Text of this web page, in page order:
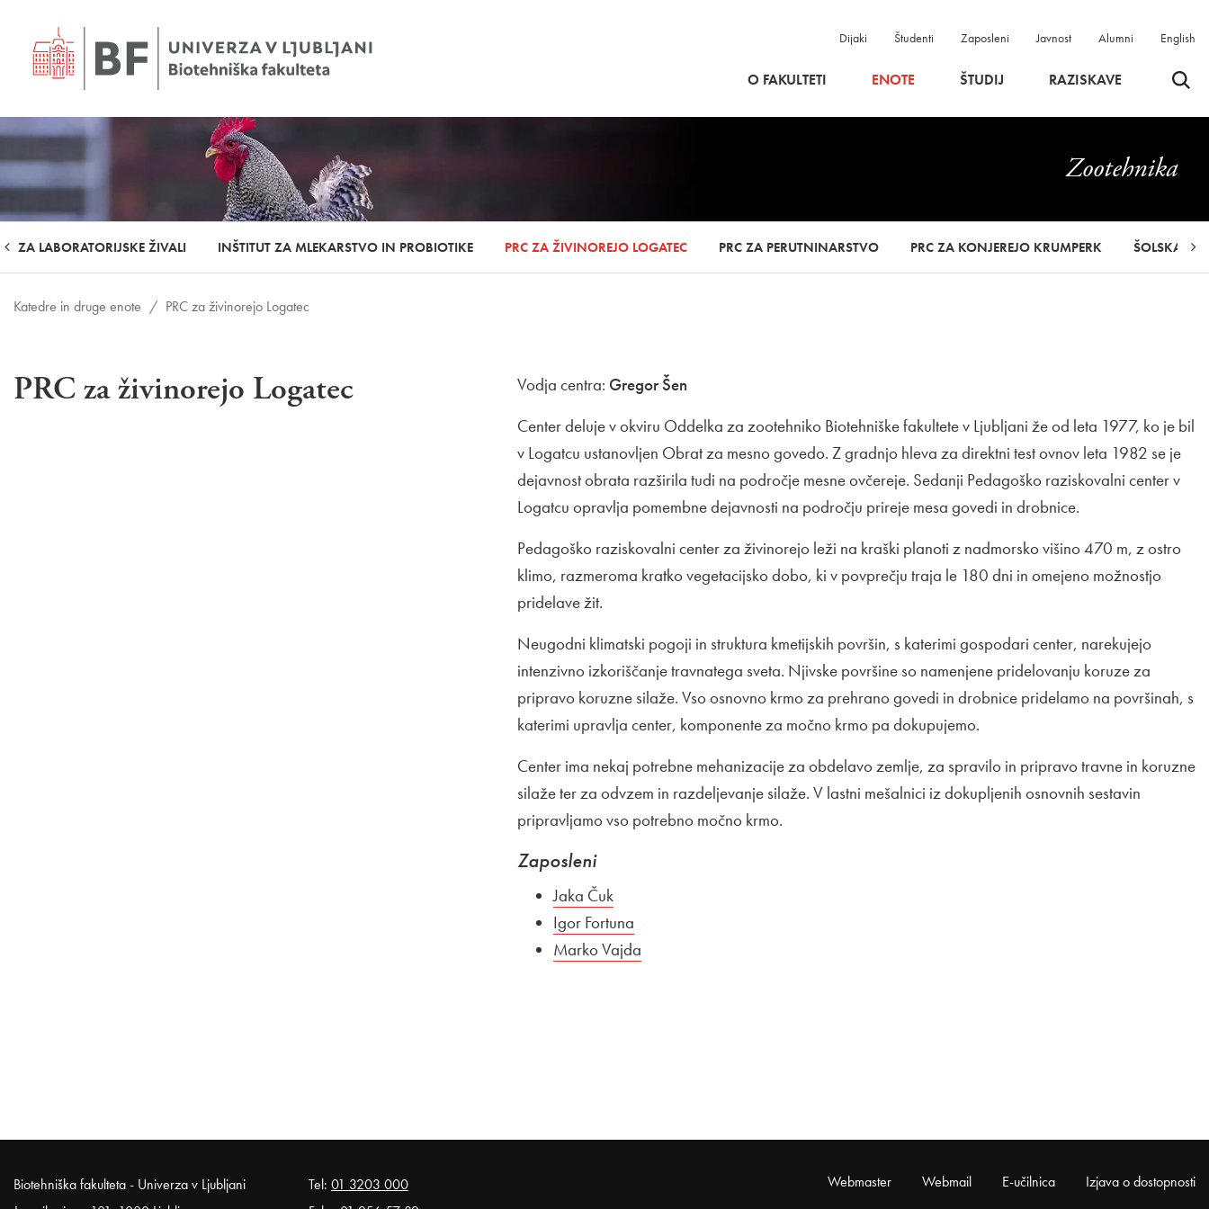
Dijaki Študenti Zaposleni Javnost Alumni English
O FAKULTETI ENOTE ŠTUDIJ RAZISKAVE Odpri
Zootehnika
ZA LABORATORIJSKE ŽIVALI INŠTITUT ZA MLEKARSTVO IN PROBIOTIKE PRC ZA ŽIVINOREJO LOGATEC PRC ZA PERUTNINARSTVO PRC ZA KONJEREJO KRUMPERK ŠOLSKA
Katedre in druge enote / PRC za živinorejo Logatec
PRC za živinorejo Logatec Vodja centra: Gregor Šen
Center deluje v okviru Oddelka za zootehniko Biotehniške fakultete v Ljubljani že od leta 1977, ko je bil
v Logatcu ustanovljen Obrat za mesno govedo. Z gradnjo hleva za direktni test ovnov leta 1982 se je
dejavnost obrata razširila tudi na področje mesne ovčereje. Sedanji Pedagoško raziskovalni center v
Logatcu opravlja pomembne dejavnosti na področju prireje mesa govedi in drobnice.
Pedagoško raziskovalni center za živinorejo leži na kraški planoti z nadmorsko višino 470 m, z ostro
klimo, razmeroma kratko vegetacijsko dobo, ki v povprečju traja le 180 dni in omejeno možnostjo
pridelave žit.
Neugodni klimatski pogoji in struktura kmetijskih površin, s katerimi gospodari center, narekujejo
intenzivno izkoriščanje travnatega sveta. Njivske površine so namenjene pridelovanju koruze za
pripravo koruzne silaže. Vso osnovno krmo za prehrano govedi in drobnice pridelamo na površinah, s
katerimi upravlja center, komponente za močno krmo pa dokupujemo.
Center ima nekaj potrebne mehanizacije za obdelavo zemlje, za spravilo in pripravo travne in koruzne
silaže ter za odvzem in razdeljevanje silaže. V lastni mešalnici iz dokupljenih osnovnih sestavin
pripravljamo vso potrebno močno krmo.
Zaposleni
Jaka Čuk
Igor Fortuna
Marko Vajda
Noga strani
Biotehniška fakulteta - Univerza v Ljubljani
Tel: 01 3203 000
Webmaster Webmail E-učilnica Izjava o dostopnosti